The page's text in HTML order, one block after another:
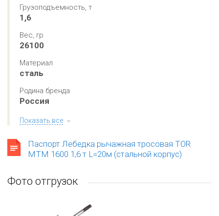
Грузоподъемность, т
1,6
Вес, гр
26100
Материал
сталь
Родина бренда
Россия
Показать все
Паспорт Лебедка рычажная тросовая TOR
МТМ 1600 1,6 т L=20м (стальной корпус)
Фото отгрузок